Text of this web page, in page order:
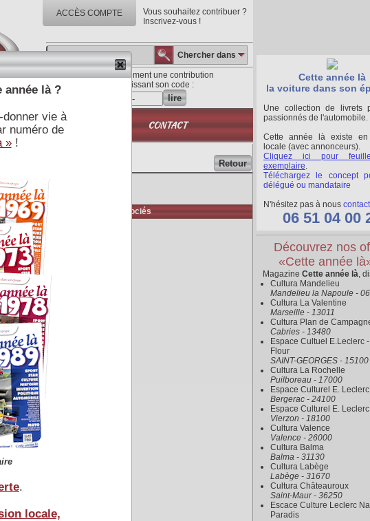
ACCÈS COMPTE
Vous souhaitez contribuer ?
Inscrivez-vous !
Chercher dans
Lisez directement une contribution
en saisissant son code :
lire
BOUTIQUE CONTACT
Retour
associé
Médias associés
Cette année là
la voiture dans son
Une collection de livrets
passionnés de l'automobile.
Cette année là existe en
locale (avec annonceurs).
Cliquez ici pour
exemplaire.
Téléchargez le concept
délégué ou mandataire
N'hésitez pas à nous
06 51 04 00
Découvrez nos
«Cette année
Magazine Cette année là,
Cultura Mandelieu
Mandelieu la Napoule -
Cultura La Valentine
Marseille - 13011
Cultura Plan de
Cabries - 13480
Espace Cultuel E.Leclerc
Flour
SAINT-GEORGES - 15100
Cultura La Rochelle
Puilboreau - 17000
Espace Culturel E. Leclerc
Bergerac - 24100
Espace Culturel E. Leclerc
Vierzon - 18100
Cultura Valence
Valence - 26000
Cultura Balma
Balma - 31130
Cultura Labège
Labège - 31670
Cultura Châteauroux
Saint-Maur - 36250
Escace Culture Leclerc
Paradis
année là ?
vie à
numéro de
»!
.
locale,